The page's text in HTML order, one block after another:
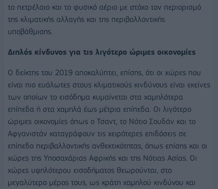
το πετρέλαιο και το φυσικό αέριο με στόχο τον περιορισμό
της κλιματικής αλλαγής και της περιβαλλοντικής
υποβάθμισης.
Διπλός κίνδυνος για τις λιγότερο ώριμες οικονομίες
Ο δείκτης του 2019 αποκαλύπτει, επίσης, ότι οι χώρες που
είναι πιο ευάλωτες στους κλιματικούς κινδύνους είναι εκείνες
των οποίων το εισόδημα κυμαίνεται στα χαμηλότερα
επίπεδα ή στα χαμηλά έως μέτρια επίπεδα. Οι λιγότερο
ώριμες οικονομίες όπως ο Τσαντ, το Νότιο Σουδάν και το
Αφγανιστάν καταγράφουν τις χειρότερες επιδόσεις σε
επίπεδο περιβαλλοντικής ανθεκτικότητας, όπως επίσης και οι
χώρες της Υποσαχάριας Αφρικής και της Νότιας Ασίας. Οι
χώρες υψηλότερου εισοδήματος θεωρούνται, στο
μεγαλύτερο μέρος τους, ως κράτη χαμηλού κινδύνου και